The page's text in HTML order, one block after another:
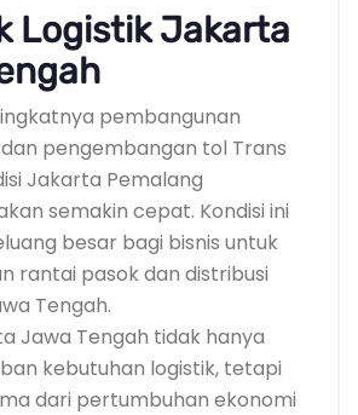
Logistik Jakarta
pembangunan
pengembangan tol Trans
Jakarta Pemalang
semakin cepat. Kondisi ini
besar bagi bisnis untuk
rantai pasok dan distribusi
Tengah.
Jawa Tengah tidak hanya
kebutuhan logistik, tetapi
dari pertumbuhan ekonomi